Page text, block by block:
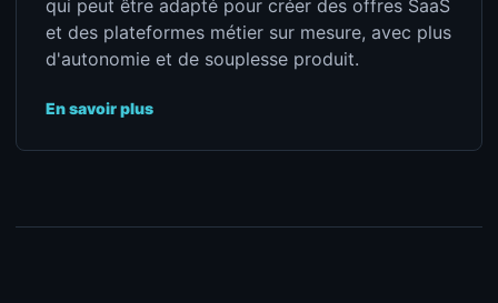
qui peut être adapté pour créer des offres SaaS
et des plateformes métier sur mesure, avec plus
d'autonomie et de souplesse produit.
En savoir plus